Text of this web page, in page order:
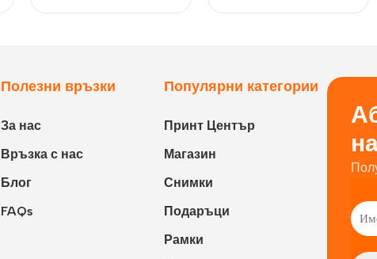
Полезни връзки
За нас
Връзка с нас
Блог
FAQs
Популярни категории
Принт Център
Магазин
Снимки
Подаръци
Рамки